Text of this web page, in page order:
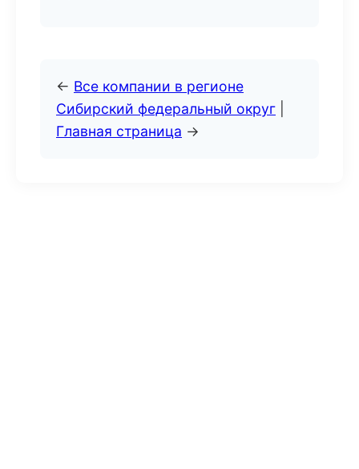
← Все компании в регионе
Сибирский федеральный округ
Главная страница →